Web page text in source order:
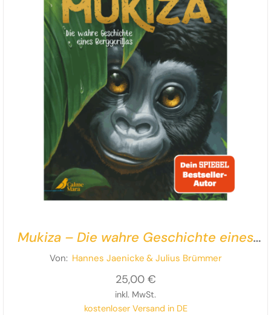
Mukiza – Die wahre Geschichte eines
Berggorillas
Von: Hannes Jaenicke & Julius Brümmer
25,00 €
inkl. MwSt.
kostenloser Versand in DE